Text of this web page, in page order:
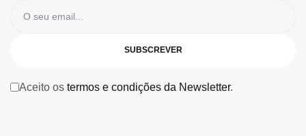
SUBSCREVER
Aceito os termos e condições da Newsletter.